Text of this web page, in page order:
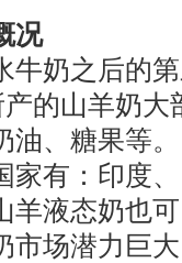
况
奶之后的第
的山羊奶
、糖果等
家有：印度
羊液态奶也
市场潜力巨